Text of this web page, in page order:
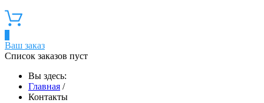
Ваш заказ
Список заказов пуст
Вы здесь:
Главная /
Контакты